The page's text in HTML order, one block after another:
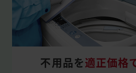
不用品を適正価格